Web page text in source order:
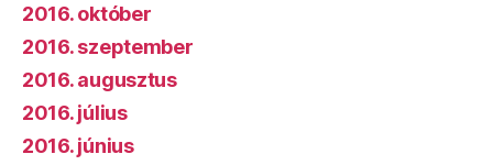
2016. október
2016. szeptember
2016. augusztus
2016. július
2016. június